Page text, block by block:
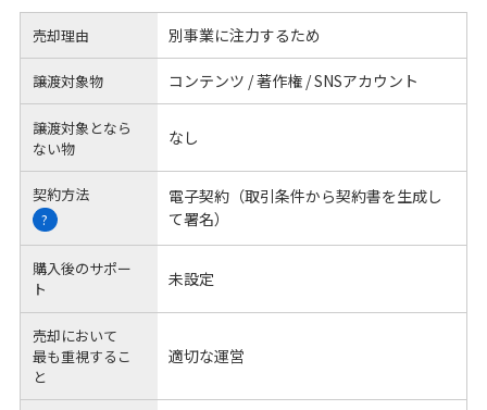
売却理由 別事業に注力するため
譲渡対象物 コンテンツ / 著作権 / SNSアカウント
譲渡対象となら
ない物
なし
契約方法
?
電子契約（取引条件から契約書を生成し
て署名）
購入後のサポー
ト
未設定
売却において
最も重視するこ
と
適切な運営